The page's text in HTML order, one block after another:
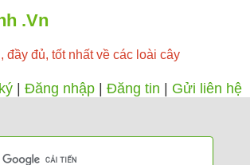
.Vn
đầy đủ, tốt nhất về các loài cây
Đăng nhập Đăng tin Gửi liên hệ